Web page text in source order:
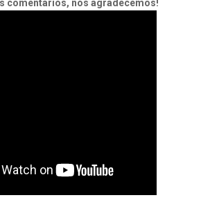
comentários, nós agradecemos!